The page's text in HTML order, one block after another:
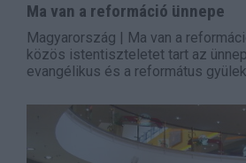
Ma van a reformáció ünnepe
Magyarország | Ma van a
közös istentiszteletet tart az
evangélikus és a református